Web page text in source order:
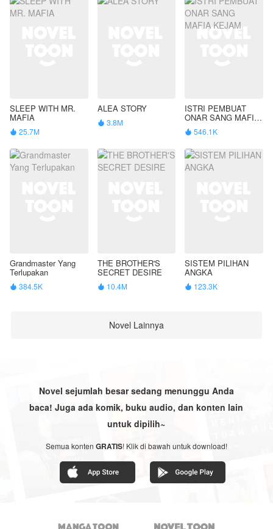
SLEEP WITH MR.
MAFIA
 25.7M
ALEA STORY
 3.8M
ISTRI PEMBUAT
ONAR SANG MAFIA
KEJAM
 546.1K
Grandmaster Yang
Terlupakan
 384.5K
THE BROTHER'S
SECRET DESIRE
 10.4M
SISTEM PILIHAN
ANGKA
 123.3K
Novel Lainnya
Novel sejumlah besar sedang menunggu Anda
baca! Juga ada komik, buku audio, dan konten lain
untuk dipilih~
Semua konten GRATIS! Klik di bawah untuk download!